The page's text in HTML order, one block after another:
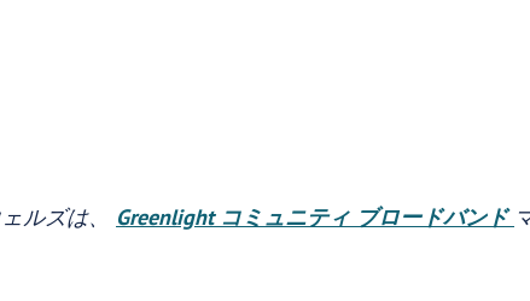
ルズは、 Greenlight コミュニティ ブロードバンド